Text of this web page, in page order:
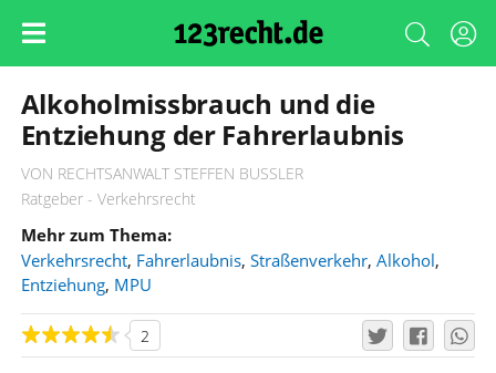
Alkoholmissbrauch und die
Entziehung der Fahrerlaubnis
VON RECHTSANWALT STEFFEN BUSSLER
Ratgeber - Verkehrsrecht
Mehr zum Thema:
Verkehrsrecht, Fahrerlaubnis, Straßenverkehr, Alkohol,
Entziehung, MPU
2